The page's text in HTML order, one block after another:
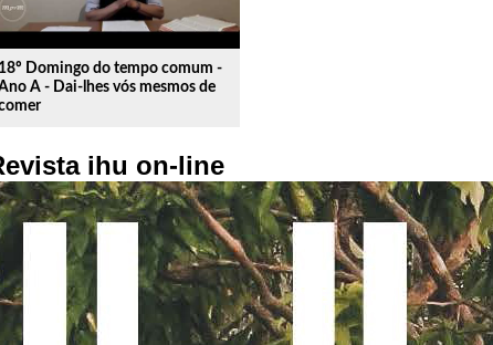
18º Domingo do tempo comum -
A - Dai-lhes vós mesmos de
ihu on-line